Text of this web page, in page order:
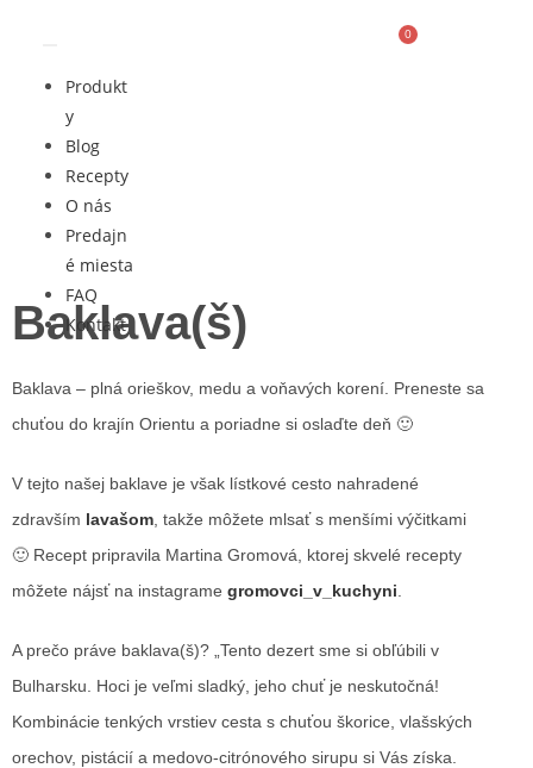
Produkt
y
Blog
Recepty
O nás
Predajn
é miesta
FAQ
Kontakt
0
Baklava(š)
Baklava – plná orieškov, medu a voňavých korení. Preneste sa
chuťou do krajín Orientu a poriadne si oslaďte deň 🙂
V tejto našej baklave je však lístkové cesto nahradené
zdravším lavašom , takže môžete mlsať s menšími výčitkami
🙂 Recept pripravila Martina Gromová, ktorej skvelé recepty
môžete nájsť na instagrame gromovci_v_kuchyni
A prečo práve baklava(š)? „Tento dezert sme si obľúbili v
Bulharsku. Hoci je veľmi sladký, jeho chuť je neskutočná!
Kombinácie tenkých vrstiev cesta s chuťou škorice, vlašských
orechov, pistácií a medovo-citrónového sirupu si Vás získa.